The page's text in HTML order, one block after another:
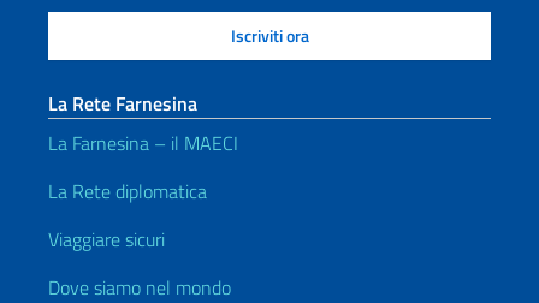
La Rete Farnesina
La Farnesina – il MAECI
La Rete diplomatica
Viaggiare sicuri
Dove siamo nel mondo